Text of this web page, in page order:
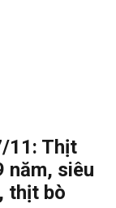
11: Thịt
năm, siêu
thịt bò